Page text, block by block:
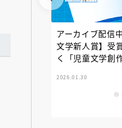
アーカイブ配信
文学新人賞】受
く「児童文学創
2026.01.30